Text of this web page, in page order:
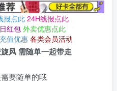
报点此 24H线报点此
红包 外卖优惠点此
值优惠 各类会员活动
风 需随单一起带走
要随单的哦